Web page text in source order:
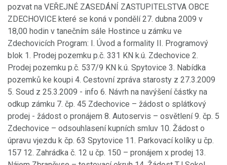
pozvat na VEŘEJNÉ ZASEDÁNÍ ZASTUPITELSTVA OBCE
ZDECHOVICE které se koná v pondělí 27. dubna 2009 v
18,00 hodin v tanečním sále Hostince u zámku ve
Zdechovicích Program: I. Úvod a formality II. Programový
blok 1. Prodej pozemku p.č. 331 KN k.ú. Zdechovice 2.
Prodej pozemku p.č. 537/9 KN k.ú. Spytovice 3. Nabídka
pozemků ke koupi 4. Cestovní zpráva starosty z 27.3.2009
5. Soud z 25.3.2009 - info 6. Návrh na navýšení částky na
odkup zámku 7. čp. 45 Zdechovice – žádost o splátkový
prodej - žádost o pronájem 8. Autoservis – osvětlení 9. čp. 5
Zdechovice – odsouhlasení kupních smluv 10. Žádost o
úpravu vjezdu k čp. 63 Spytovice 11. Parkovací kolíky u čp.
157 12. Zahrádka č. 12 u čp. 150 – pronájem x prodej 13.